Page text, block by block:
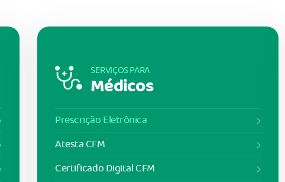
SERVIÇOS PARA
Médicos
Prescrição Eletrônica
Atesta CFM
Certificado Digital CFM